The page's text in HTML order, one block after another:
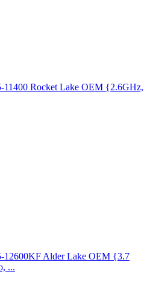
11400 Rocket Lake OEM {2.6GHz,
12600KF Alder Lake OEM {3.7
...